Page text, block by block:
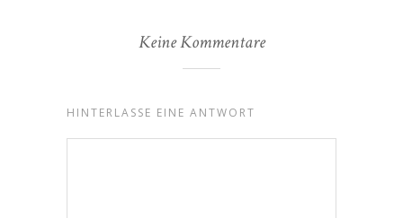
Keine Kommentare
HINTERLASSE EINE ANTWORT